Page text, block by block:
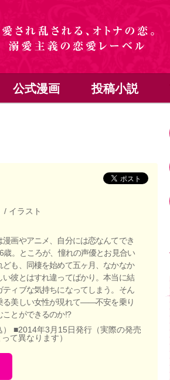
公式漫画 投稿小説
/ イラスト
画やアニメ、自分には恋なんてでき
歳。ところが、憧れの声優とお見合い
ども、同棲を始めて五ヶ月、なかなか
彼とはすれ違ってばかり。本当に結
ィブな気持ちになってしまう。そん
る美しい女性が現れて――不安を乗り
ことができるのか!?
■2014年3月15日発行（実際の発売
て異なります）